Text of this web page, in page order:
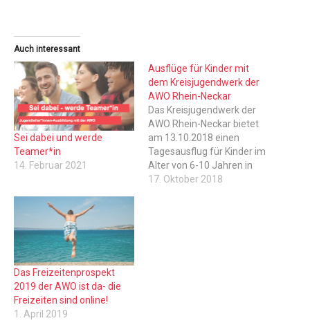
Auch interessant
Sei dabei und werde
Teamer*in
14. Februar 2021
Ausflüge für Kinder mit
dem Kreisjugendwerk der
AWO Rhein-Neckar
Das Kreisjugendwerk der
AWO Rhein-Neckar bietet
am 13.10.2018 einen
Tagesausflug für Kinder im
Alter von 6-10 Jahren in
das Technomuseum
17. Oktober 2018
Das Freizeitenprospekt
2019 der AWO ist da- die
Freizeiten sind online!
1. April 2019